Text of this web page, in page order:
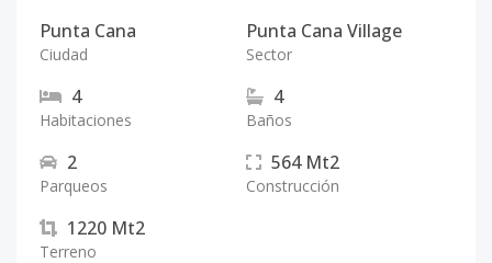
Punta Cana
Ciudad
Punta Cana Village
Sector
4
Habitaciones
4
Baños
2
Parqueos
564 Mt2
Construcción
1220 Mt2
Terreno